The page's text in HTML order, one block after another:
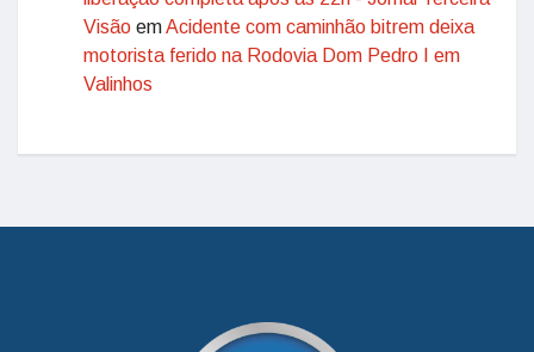
Visão emAcidente com caminhão bitrem deixa
motorista ferido na Rodovia Dom Pedro I em
Valinhos